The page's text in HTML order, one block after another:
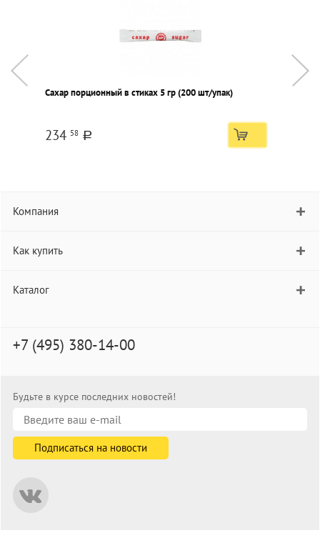
Сахар порционный в стиках 5 гр (200 шт/упак)
234 58 a
Компания
Как купить
Каталог
+7 (495) 380-14-00
Будьте в курсе последних новостей!